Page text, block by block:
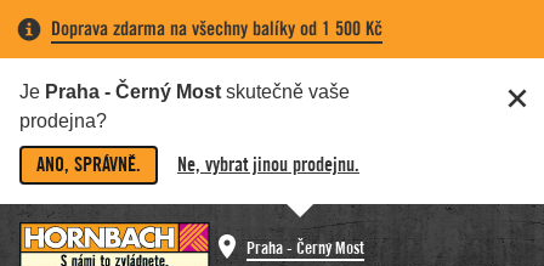
Doprava zdarma na všechny balíky od 1 500 Kč
Je Praha - Černý Most skutečně vaše
prodejna?
ANO, SPRÁVNĚ. Ne, vybrat jinou prodejnu.
Praha - Černý Most